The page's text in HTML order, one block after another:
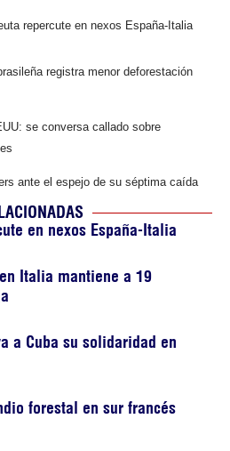
repercute en nexos España-Italia
registra menor deforestación
se conversa callado sobre
ante el espejo de su séptima caída
en nexos España-Italia
Italia mantiene a 19
a Cuba su solidaridad en
forestal en sur francés